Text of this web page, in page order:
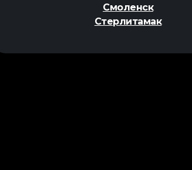
Смоленск
Стерлитамак